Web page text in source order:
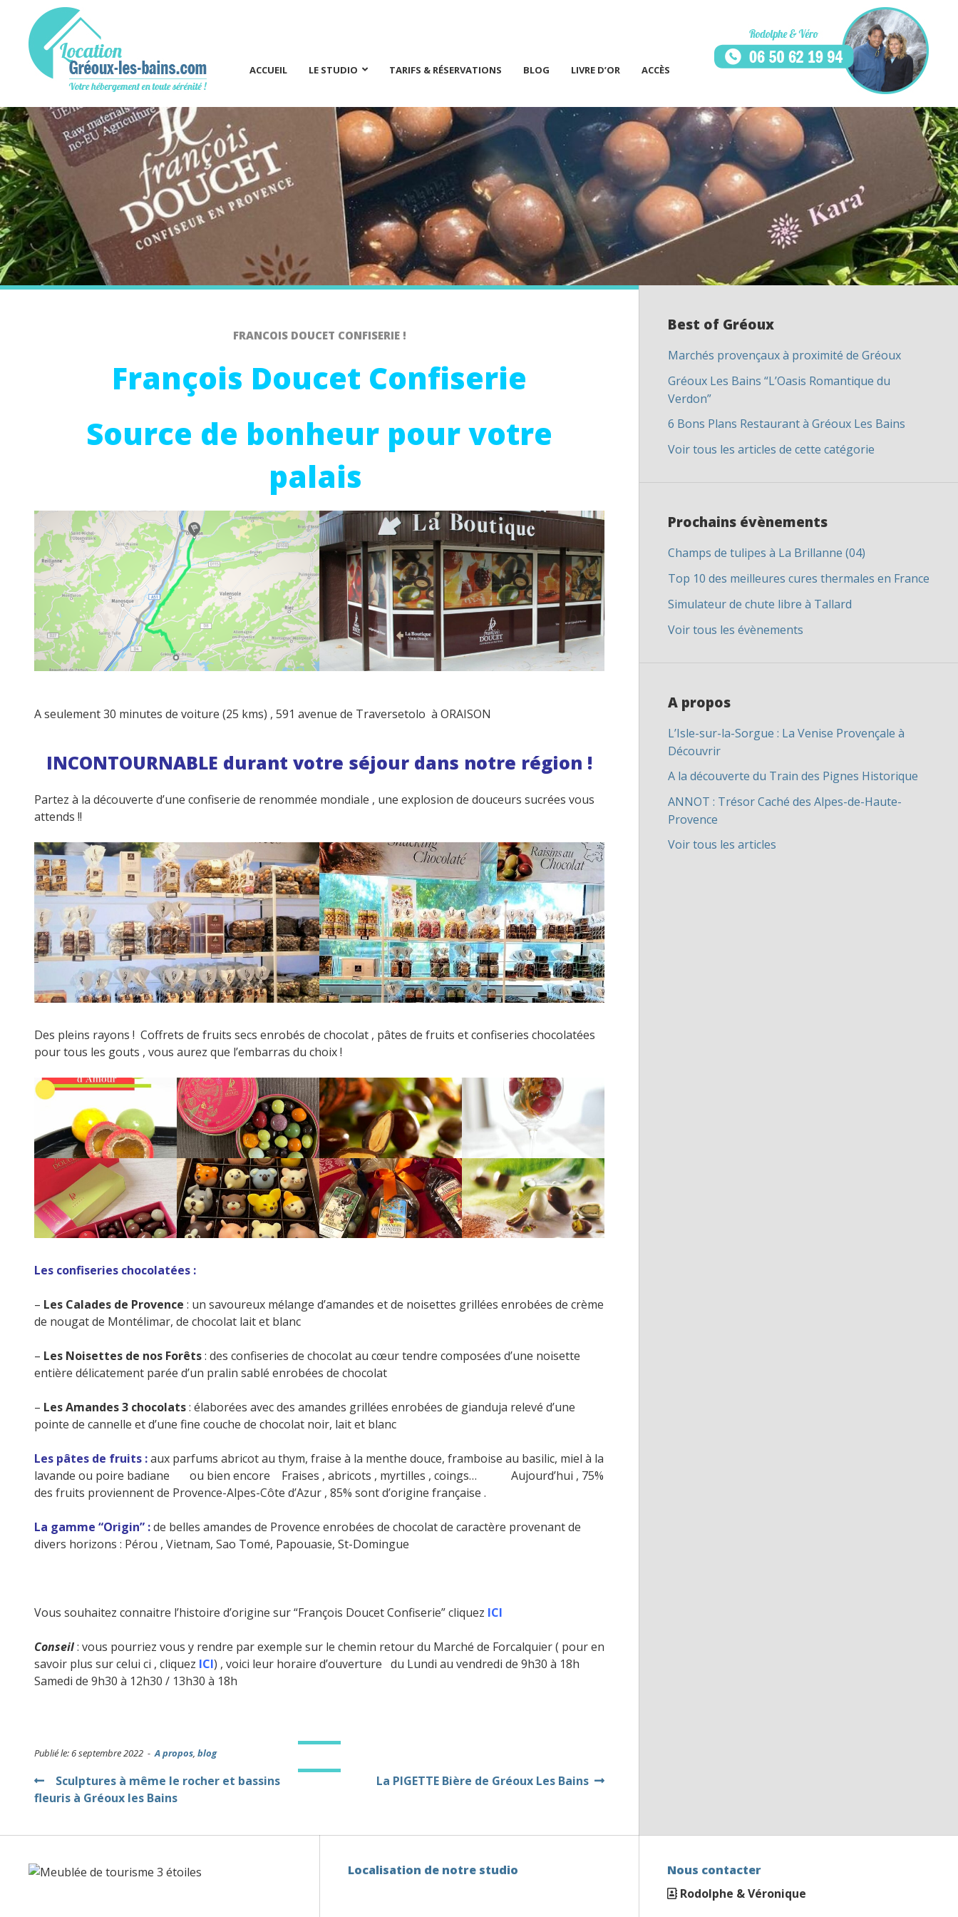
ACCUEIL LE STUDIO TARIFS & RÉSERVATIONS BLOG LIVRE D’OR ACCÈS
FRANCOIS DOUCET CONFISERIE !
François Doucet Confiserie
Source de bonheur pour votre
palais
A seulement 30 minutes de voiture (25 kms) , 591 avenue de Traversetolo à ORAISON
INCONTOURNABLE durant votre séjour dans notre région !
Partez à la découverte d’une confiserie de renommée mondiale , une explosion de douceurs sucrées vous
attends !!
Des pleins rayons ! Coffrets de fruits secs enrobés de chocolat , pâtes de fruits et confiseries chocolatées
pour tous les gouts , vous aurez que l’embarras du choix !
Les confiseries chocolatées :
– Les Calades de Provence : un savoureux mélange d’amandes et de noisettes grillées enrobées de crème
de nougat de Montélimar, de chocolat lait et blanc ⠀
– Les Noisettes de nos Forêts: des confiseries de chocolat au cœur tendre composées d’une noisette
entière délicatement parée d’un pralin sablé enrobées de chocolat⠀
– Les Amandes 3 chocolats: élaborées avec des amandes grillées enrobées de gianduja relevé d’une
pointe de cannelle et d’une fine couche de chocolat noir, lait et blanc⠀
Les pâtes de fruits :aux parfums abricot au thym, fraise à la menthe douce, framboise au basilic, miel à la
lavande ou poire badiane⠀ ⠀ou bien encore Fraises , abricots , myrtilles , coings… Aujourd’hui , 75%
des fruits proviennent de Provence-Alpes-Côte d’Azur , 85% sont d’origine française .
La gamme “Origin” :de belles amandes de Provence enrobées de chocolat de caractère provenant de
divers horizons : Pérou , Vietnam, Sao Tomé, Papouasie, St-Domingue
Vous souhaitez connaitre l’histoire d’origine sur “François Doucet Confiserie” cliquez ICI
Conseil: vous pourriez vous y rendre par exemple sur le chemin retour du Marché de Forcalquier ( pour en
savoir plus sur celui ci , cliquez ICI) , voici leur horaire d’ouverture du Lundi au vendredi de 9h30 à 18h
Samedi de 9h30 à 12h30 / 13h30 à 18h
Publié le: 6 septembre 2022 -A propos, blog
Navigation
de
l’article
Sculptures à même le rocher et bassins
fleuris à Gréoux les Bains
La PIGETTE Bière de Gréoux Les Bains
Best of Gréoux
Marchés provençaux à proximité de Gréoux
Gréoux Les Bains “L’Oasis Romantique du
Verdon”
6 Bons Plans Restaurant à Gréoux Les Bains
Voir tous les articles de cette catégorie
Prochains évènements
Champs de tulipes à La Brillanne (04)
Top 10 des meilleures cures thermales en France
Simulateur de chute libre à Tallard
Voir tous les évènements
A propos
L’Isle-sur-la-Sorgue : La Venise Provençale à
Découvrir
A la découverte du Train des Pignes Historique
ANNOT : Trésor Caché des Alpes-de-Haute-
Provence
Voir tous les articles
Localisation de notre studio
Nous contacter
Rodolphe & Véronique